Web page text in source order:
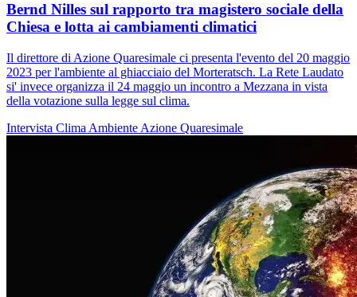
Bernd Nilles sul rapporto tra magistero sociale della
Chiesa e lotta ai cambiamenti climatici
Il direttore di Azione Quaresimale ci presenta l'evento del 20 maggio
2023 per l'ambiente al ghiacciaio del Morteratsch. La Rete Laudato
si' invece organizza il 24 maggio un incontro a Mezzana in vista
della votazione sulla legge sul clima.
Intervista Clima Ambiente Azione Quaresimale